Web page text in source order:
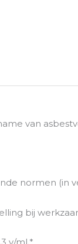
van
normen
bij
v/ml.*